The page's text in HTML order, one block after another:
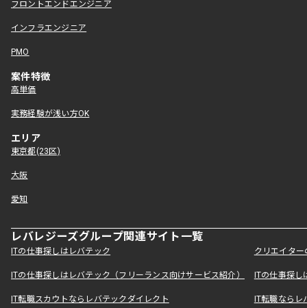
フロントエンドエンジニア
インフラエンジニア
PMO
案件特徴
高単価
実務経験が浅い方OK
エリア
東京都(23区)
大阪
愛知
レバレジーズグループ関連サイト一覧
ITの仕事探しはレバテック クリエイタ
ITの仕事探しはレバテック（フリーランス向けサービス紹介） ITの仕事探
IT転職スカウトならレバテックダイレクト IT転職なら